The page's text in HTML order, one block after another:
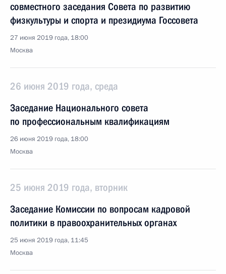
совместного заседания Совета по развитию
физкультуры и спорта и президиума Госсовета
27 июня 2019 года, 18:00
Москва
26 июня 2019 года, среда
Заседание Национального совета
по профессиональным квалификациям
26 июня 2019 года, 18:00
Москва
25 июня 2019 года, вторник
Заседание Комиссии по вопросам кадровой
политики в правоохранительных органах
25 июня 2019 года, 11:45
Москва